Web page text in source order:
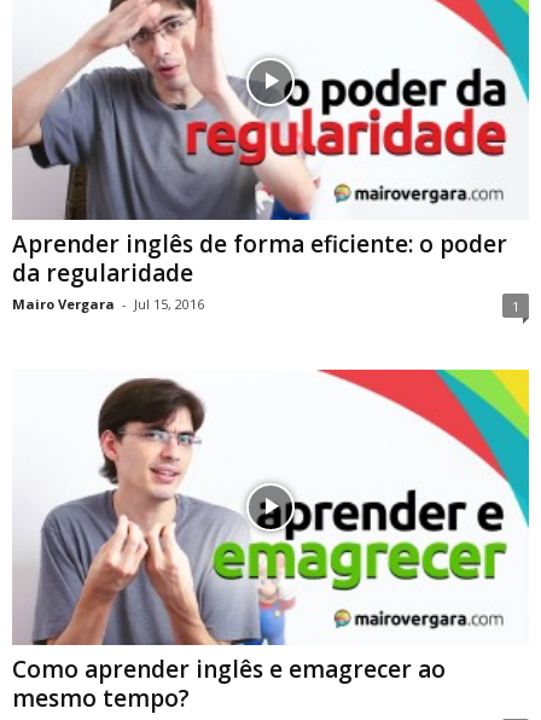
Aprender inglês de forma eficiente: o poder
da regularidade
Mairo Vergara - Jul 15, 2016 1
Como aprender inglês e emagrecer ao
mesmo tempo?